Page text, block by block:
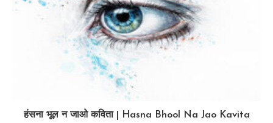
हंसना भूल न जाओ कविता | Hasna Bhool Na Jao Kavita